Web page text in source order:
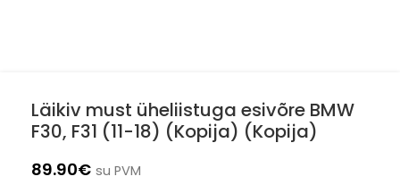
Läikiv must üheliistuga esivõre BMW
F30, F31 (11-18) (Kopija) (Kopija)
89.90€ su PVM